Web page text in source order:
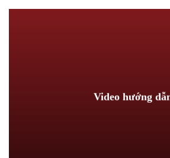
Video hướng